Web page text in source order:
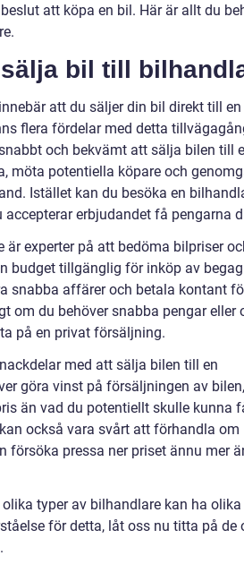
att köpa en bil. Här är allt du
bil till
att du säljer din bil direkt till en
flera fördelar med detta
och bekvämt att sälja bilen till
möta potentiella köpare och
Istället kan du besöka en
erbjudandet få pengarna
experter på att bedöma bilpriser
budget tillgänglig för inköp av
snabba affärer och betala kontant
om du behöver snabba pengar eller
på en privat försäljning.
med att sälja bilen till en
göra vinst på försäljningen av bilen,
än vad du potentiellt skulle kunna
också vara svårt att förhandla om
försöka pressa ner priset ännu mer
typer av bilhandlare kan ha
för detta, låt oss nu titta på de